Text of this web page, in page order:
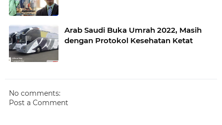
Arab Saudi Buka Umrah 2022, Masih
dengan Protokol Kesehatan Ketat
No comments:
Post a Comment